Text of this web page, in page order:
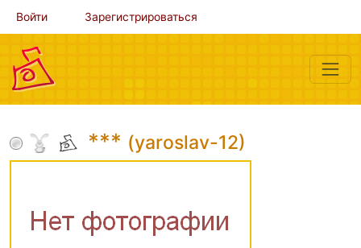
Войти Зарегистрироваться
*** (yaroslav-12)